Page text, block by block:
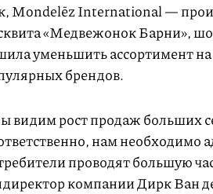
Mondelēz International —
«Медвежонок Барни»,
уменьшить ассортимент
брендов.
видим рост продаж больших
нам необходимо
проводят большую
компании Дирк Ван